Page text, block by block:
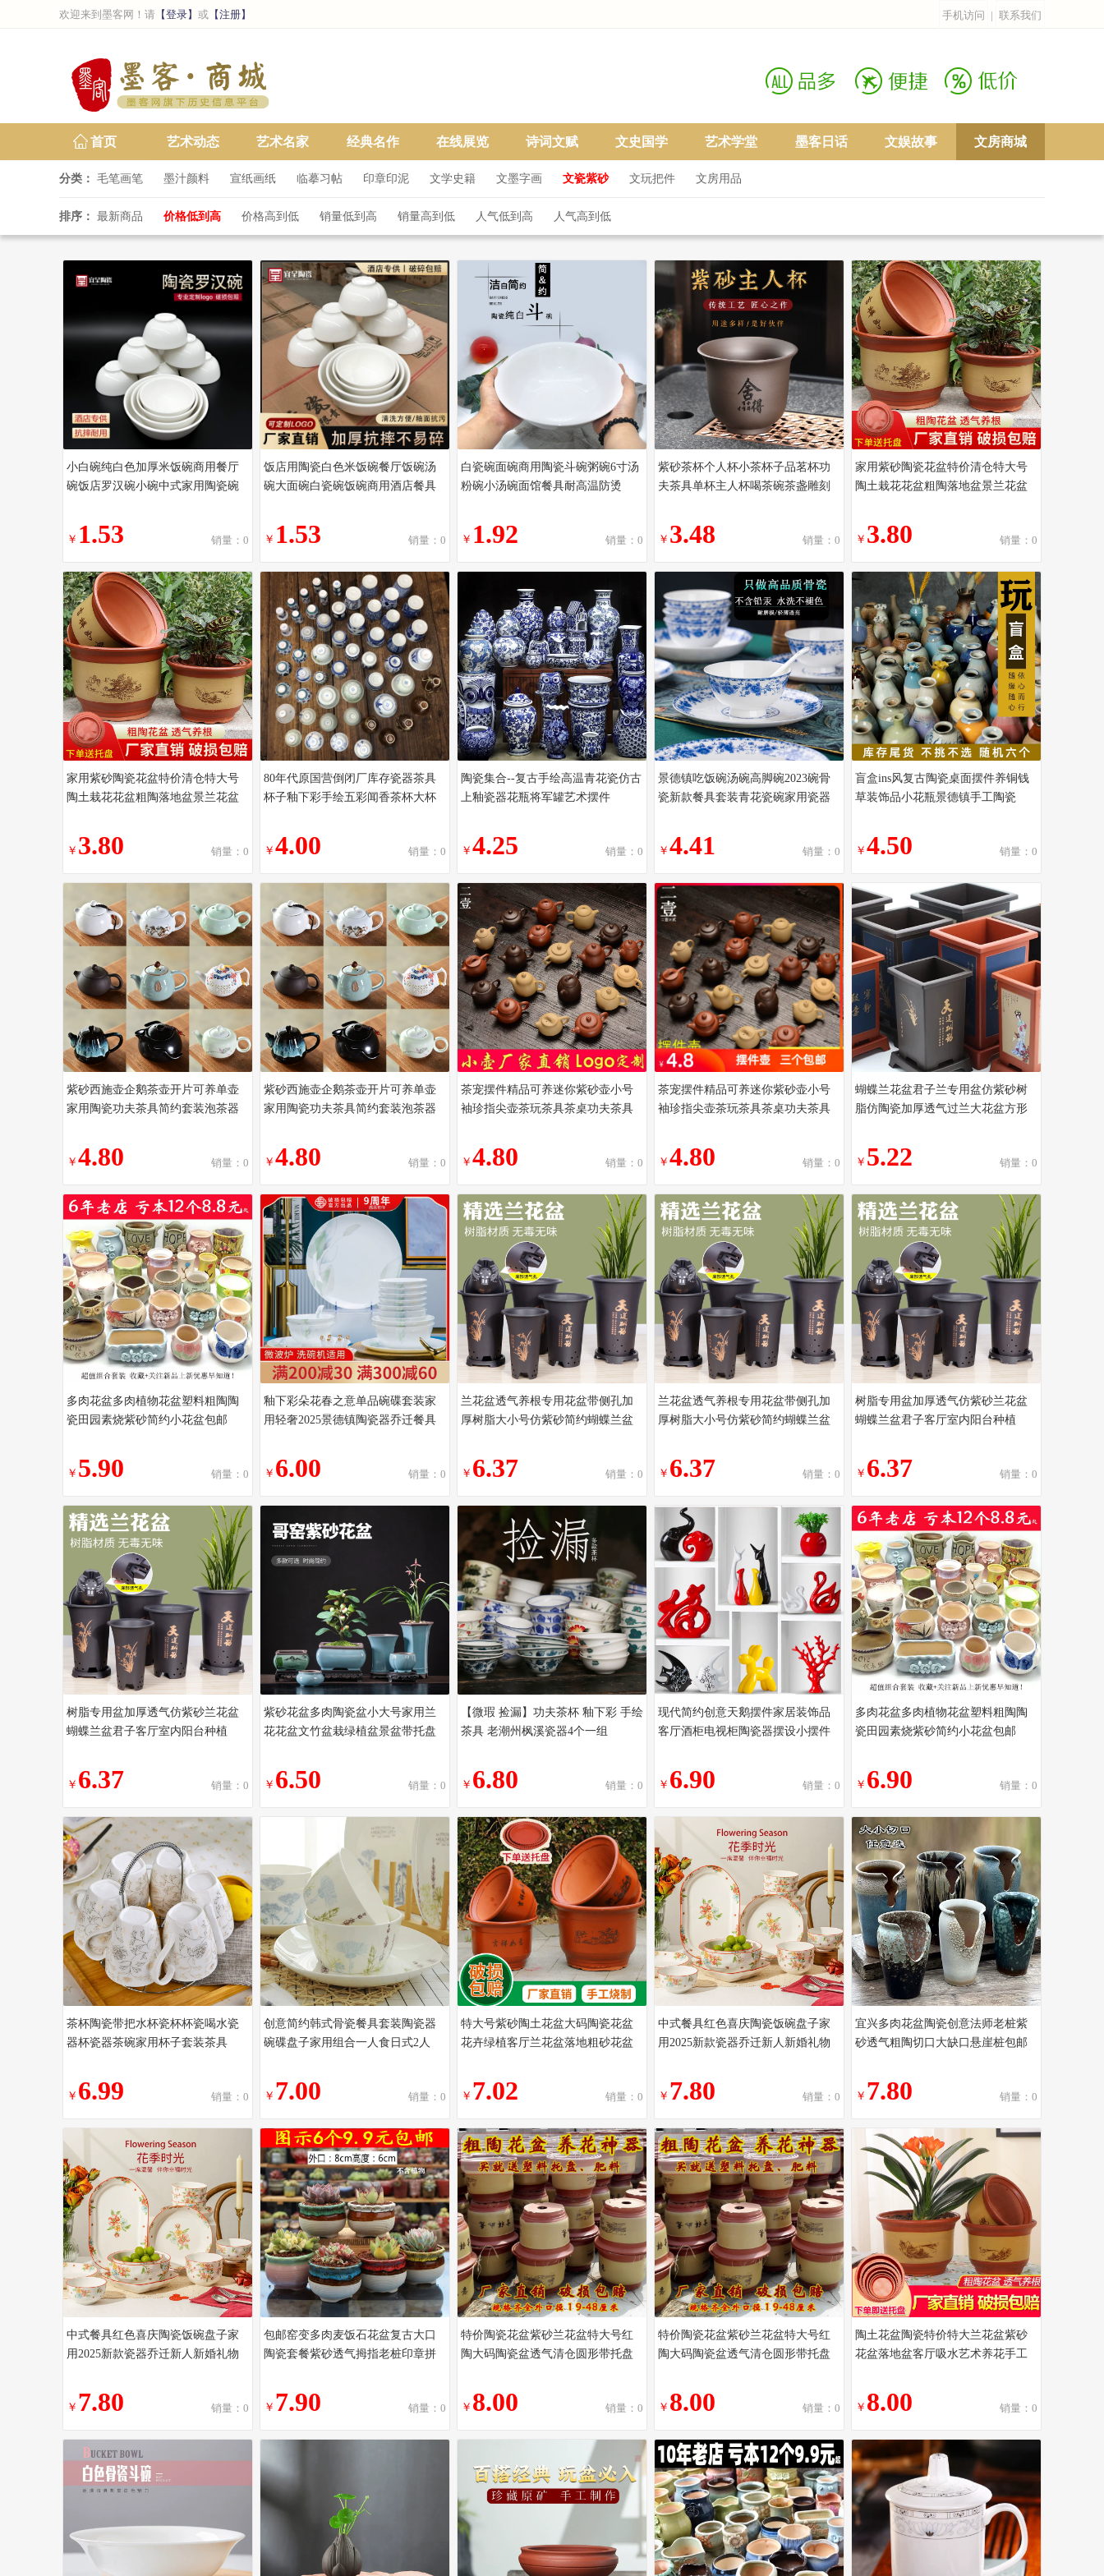
欢迎来到墨客网！请 【登录】 或 【注册】 手机访问 | 联系我们
首页 艺术动态 艺术名家 经典名作 在线展览 诗词文赋 文史国学 艺术学堂 墨客日话 文娱故事 文房商城
分类： 毛笔画笔 墨汁颜料 宣纸画纸 临摹习帖 印章印泥 文学史籍 文墨字画 文瓷紫砂 文玩把件 文房用品
排序： 最新商品 价格低到高 价格高到低 销量低到高 销量高到低 人气低到高 人气高到低
小白碗纯白色加厚米饭碗商用餐厅
碗饭店罗汉碗小碗中式家用陶瓷碗
￥ 1.53 销量：0
饭店用陶瓷白色米饭碗餐厅饭碗汤
碗大面碗白瓷碗饭碗商用酒店餐具
￥ 1.53 销量：0
白瓷碗面碗商用陶瓷斗碗粥碗6寸汤
粉碗小汤碗面馆餐具耐高温防烫
￥ 1.92 销量：0
紫砂茶杯个人杯小茶杯子品茗杯功
夫茶具单杯主人杯喝茶碗茶盏雕刻
￥ 3.48 销量：0
家用紫砂陶瓷花盆特价清仓特大号
陶土栽花花盆粗陶落地盆景兰花盆
￥ 3.80 销量：0
家用紫砂陶瓷花盆特价清仓特大号
陶土栽花花盆粗陶落地盆景兰花盆
￥ 3.80 销量：0
80年代原国营倒闭厂库存瓷器茶具
杯子釉下彩手绘五彩闻香茶杯大杯
￥ 4.00 销量：0
陶瓷集合--复古手绘高温青花瓷仿古
上釉瓷器花瓶将军罐艺术摆件
￥ 4.25 销量：0
景德镇吃饭碗汤碗高脚碗2023碗骨
瓷新款餐具套装青花瓷碗家用瓷器
￥ 4.41 销量：0
盲盒ins风复古陶瓷桌面摆件养铜钱
草装饰品小花瓶景德镇手工陶瓷
￥ 4.50 销量：0
紫砂西施壶企鹅茶壶开片可养单壶
家用陶瓷功夫茶具简约套装泡茶器
￥ 4.80 销量：0
紫砂西施壶企鹅茶壶开片可养单壶
家用陶瓷功夫茶具简约套装泡茶器
￥ 4.80 销量：0
茶宠摆件精品可养迷你紫砂壶小号
袖珍指尖壶茶玩茶具茶桌功夫茶具
￥ 4.80 销量：0
茶宠摆件精品可养迷你紫砂壶小号
袖珍指尖壶茶玩茶具茶桌功夫茶具
￥ 4.80 销量：0
蝴蝶兰花盆君子兰专用盆仿紫砂树
脂仿陶瓷加厚透气过兰大花盆方形
￥ 5.22 销量：0
多肉花盆多肉植物花盆塑料粗陶陶
瓷田园素烧紫砂简约小花盆包邮
￥ 5.90 销量：0
釉下彩朵花春之意单品碗碟套装家
用轻奢2025景德镇陶瓷器乔迁餐具
￥ 6.00 销量：0
兰花盆透气养根专用花盆带侧孔加
厚树脂大小号仿紫砂简约蝴蝶兰盆
￥ 6.37 销量：0
兰花盆透气养根专用花盆带侧孔加
厚树脂大小号仿紫砂简约蝴蝶兰盆
￥ 6.37 销量：0
树脂专用盆加厚透气仿紫砂兰花盆
蝴蝶兰盆君子客厅室内阳台种植
￥ 6.37 销量：0
树脂专用盆加厚透气仿紫砂兰花盆
蝴蝶兰盆君子客厅室内阳台种植
￥ 6.37 销量：0
紫砂花盆多肉陶瓷盆小大号家用兰
花花盆文竹盆栽绿植盆景盆带托盘
￥ 6.50 销量：0
【微瑕 捡漏】功夫茶杯 釉下彩 手绘
茶具 老潮州枫溪瓷器4个一组
￥ 6.80 销量：0
现代简约创意天鹅摆件家居装饰品
客厅酒柜电视柜陶瓷器摆设小摆件
￥ 6.90 销量：0
多肉花盆多肉植物花盆塑料粗陶陶
瓷田园素烧紫砂简约小花盆包邮
￥ 6.90 销量：0
茶杯陶瓷带把水杯瓷杯杯瓷喝水瓷
器杯瓷器茶碗家用杯子套装茶具
￥ 6.99 销量：0
创意简约韩式骨瓷餐具套装陶瓷器
碗碟盘子家用组合一人食日式2人
￥ 7.00 销量：0
特大号紫砂陶土花盆大码陶瓷花盆
花卉绿植客厅兰花盆落地粗砂花盆
￥ 7.02 销量：0
中式餐具红色喜庆陶瓷饭碗盘子家
用2025新款瓷器乔迁新人新婚礼物
￥ 7.80 销量：0
宜兴多肉花盆陶瓷创意法师老桩紫
砂透气粗陶切口大缺口悬崖桩包邮
￥ 7.80 销量：0
中式餐具红色喜庆陶瓷饭碗盘子家
用2025新款瓷器乔迁新人新婚礼物
￥ 7.80 销量：0
包邮窑变多肉麦饭石花盆复古大口
陶瓷套餐紫砂透气拇指老桩印章拼
￥ 7.90 销量：0
特价陶瓷花盆紫砂兰花盆特大号红
陶大码陶瓷盆透气清仓圆形带托盘
￥ 8.00 销量：0
特价陶瓷花盆紫砂兰花盆特大号红
陶大码陶瓷盆透气清仓圆形带托盘
￥ 8.00 销量：0
陶土花盆陶瓷特价特大兰花盆紫砂
花盆落地盆客厅吸水艺术养花手工
￥ 8.00 销量：0